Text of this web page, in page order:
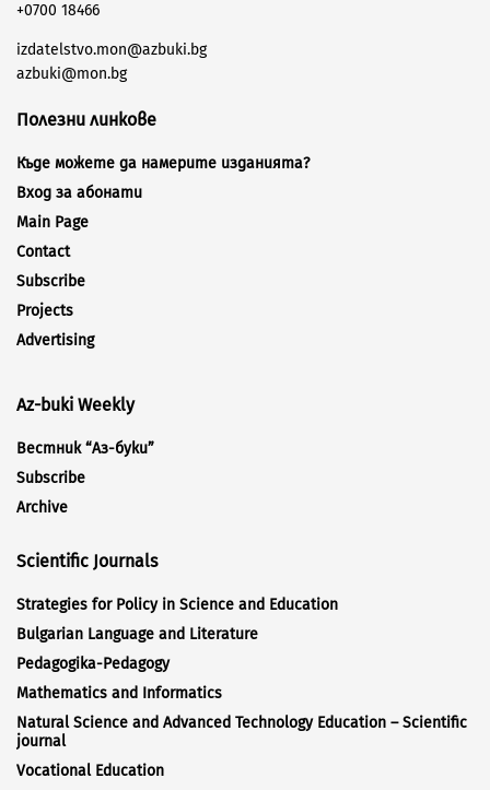
+0700 18466
izdatelstvo.mon@azbuki.bg
azbuki@mon.bg
Полезни линкове
Къде можете да намерите изданията?
Вход за абонати
Main Page
Contact
Subscribe
Projects
Advertising
Az-buki Weekly
Вестник “Аз-буки”
Subscribe
Archive
Scientific Journals
Strategies for Policy in Science and Education
Bulgarian Language and Literature
Pedagogika-Pedagogy
Mathematics and Informatics
Natural Science and Advanced Technology Education – Scientific
journal
Vocational Education